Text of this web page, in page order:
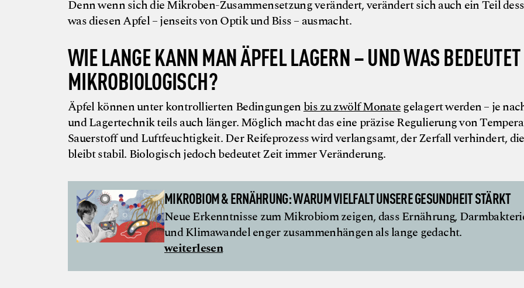
Denn wenn sich die Mikroben-Zusammensetzung verändert, verändert sich auch ein Teil
was diesen Apfel – jenseits von Optik und Biss – ausmacht.
WIE LANGE KANN MAN ÄPFEL LAGERN – UND WAS
MIKROBIOLOGISCH?
Äpfel können unter kontrollierten Bedingungenbis zu zwölf Monategelagert werden – je
und Lagertechnik teils auch länger. Möglich macht das eine präzise Regulierung von
Sauerstoff und Luftfeuchtigkeit. Der Reifeprozess wird verlangsamt, der Zerfall verhindert,
bleibt stabil. Biologisch jedoch bedeutet Zeit immer Veränderung.
MIKROBIOM & ERNÄHRUNG: WARUM VIELFALT UNSERE GESUNDHEIT STÄRKT
Neue Erkenntnisse zum Mikrobiom zeigen, dass Ernährung,
und Klimawandel enger zusammenhängen als lange gedacht.
weiterlesen